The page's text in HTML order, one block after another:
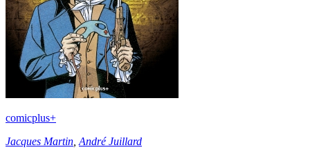
comicplus+
Jacques Martin André Juillard